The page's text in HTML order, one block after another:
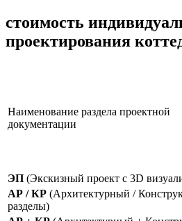
стоимость
проектирования
Наименование раздела проектной
документации
ЭП (Экскизный проект с 3D
АР / КР (Архитектурный /
разделы)